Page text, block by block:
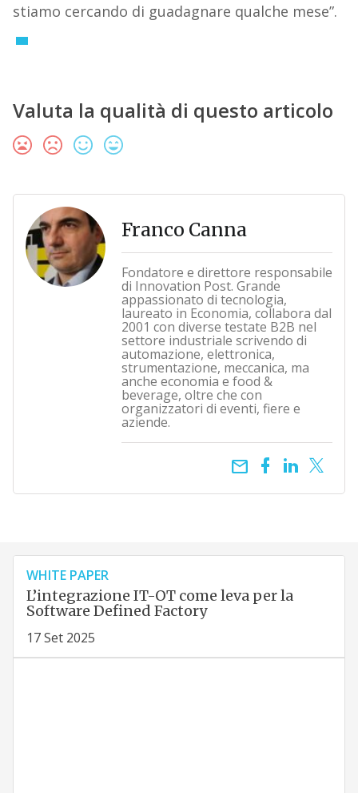
stiamo cercando di guadagnare qualche mese”.
Valuta la qualità di questo articolo
Franco Canna
Fondatore e direttore responsabile
di Innovation Post. Grande
appassionato di tecnologia,
laureato in Economia, collabora dal
2001 con diverse testate B2B nel
settore industriale scrivendo di
automazione, elettronica,
strumentazione, meccanica, ma
anche economia e food &
beverage, oltre che con
organizzatori di eventi, fiere e
aziende.
email
WHITE PAPER
L’integrazione IT-OT come leva per la
Software Defined Factory
17 Set 2025